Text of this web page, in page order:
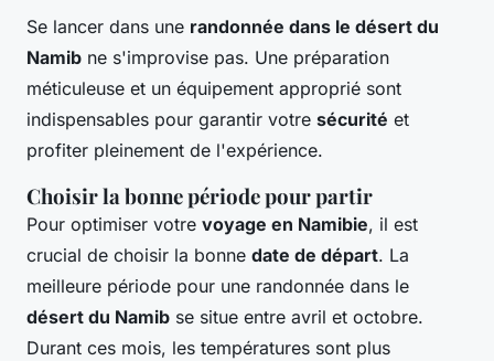
Se lancer dans une randonnée dans le désert du
Namib ne s'improvise pas. Une préparation
méticuleuse et un équipement approprié sont
indispensables pour garantir votre sécurité et
profiter pleinement de l'expérience.
Choisir la bonne période pour partir
Pour optimiser votre voyage en Namibie, il est
crucial de choisir la bonne date de départ. La
meilleure période pour une randonnée dans le
désert du Namib se situe entre avril et octobre.
Durant ces mois, les températures sont plus